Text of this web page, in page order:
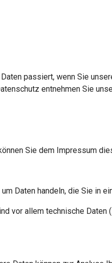
passiert, wenn Sie
entnehmen Sie
Sie dem Impressum
Daten handeln, die Sie in
vor allem technische